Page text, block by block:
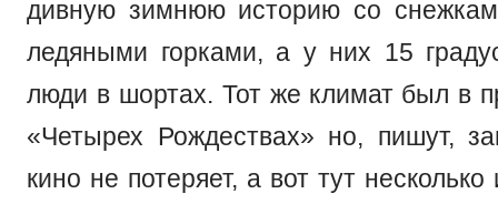
дивную зимнюю историю со
ледяными горками, а у них 15
люди в шортах. Тот же климат был в
«Четырех Рождествах» но, пишут,
кино не потеряет, а вот тут